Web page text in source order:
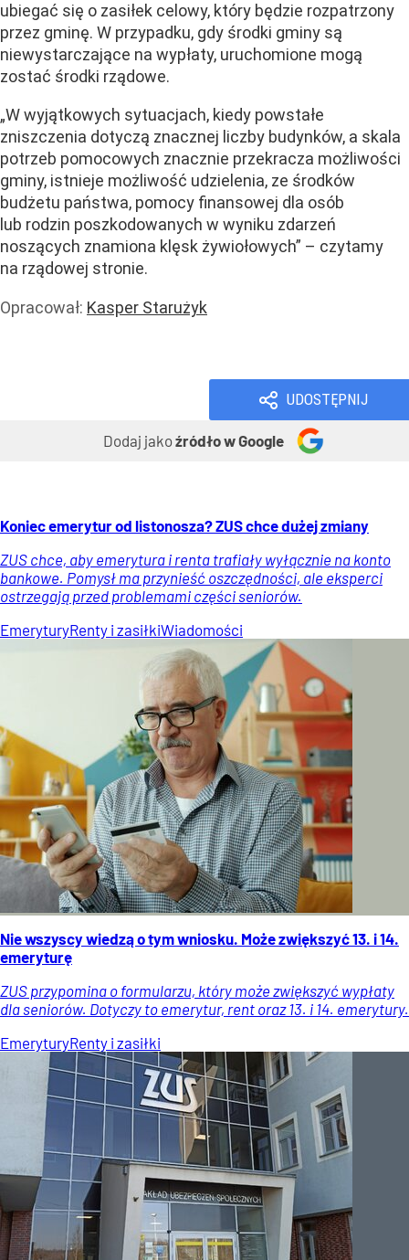
ubiegać się o zasiłek celowy, który będzie rozpatrzony
przez gminę. W przypadku, gdy środki gminy są
niewystarczające na wypłaty, uruchomione mogą
zostać środki rządowe.
„W wyjątkowych sytuacjach, kiedy powstałe
zniszczenia dotyczą znacznej liczby budynków, a skala
potrzeb pomocowych znacznie przekracza możliwości
gminy, istnieje możliwość udzielenia, ze środków
budżetu państwa, pomocy finansowej dla osób
lub rodzin poszkodowanych w wyniku zdarzeń
noszących znamiona klęsk żywiołowych” – czytamy
na rządowej stronie.
Opracował: Kasper Starużyk
UDOSTĘPNIJ
Dodaj jakoźródło w Google
Koniec emerytur od listonosza? ZUS chce dużej zmiany
ZUS chce, aby emerytura i renta trafiały wyłącznie na konto
bankowe. Pomysł ma przynieść oszczędności, ale eksperci
ostrzegają przed problemami części seniorów.
EmeryturyRenty i zasiłkiWiadomości
Nie wszyscy wiedzą o tym wniosku. Może zwiększyć 13. i 14.
emeryturę
ZUS przypomina o formularzu, który może zwiększyć wypłaty
dla seniorów. Dotyczy to emerytur, rent oraz 13. i 14. emerytury.
EmeryturyRenty i zasiłki